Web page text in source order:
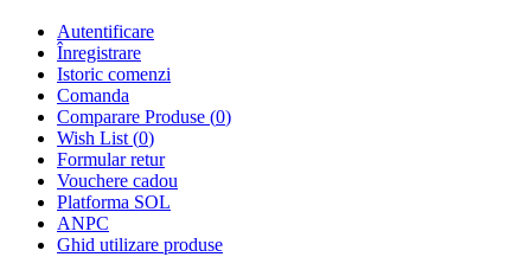
Autentificare
Înregistrare
Istoric comenzi
Comanda
Comparare Produse (0)
Wish List (0)
Formular retur
Vouchere cadou
Platforma SOL
ANPC
Ghid utilizare produse